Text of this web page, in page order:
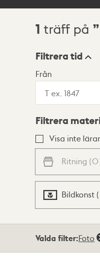
1 träff på
Visningsläge
Lista
Filtrera tid
Från
Filtrera
Visa inte
Ritning (0
Bildkonst (
Valda filter:Foto